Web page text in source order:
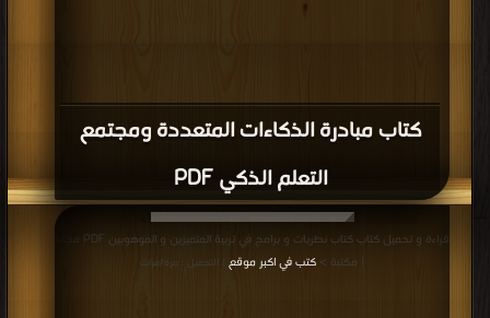
كتاب مبادرة الذكاءات المتعددة ومجتمع
التعلم الذكي PDF
| مكتبة > كتب في اكبر موقع | التحميل : مرة/مرات